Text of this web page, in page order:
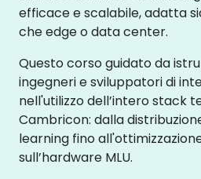
efficace e scalabile, adatta
che edge o data center.
Questo corso guidato da
ingegneri e sviluppatori di
nell'utilizzo dell’intero stack
Cambricon: dalla
learning fino
sull’hardware MLU.